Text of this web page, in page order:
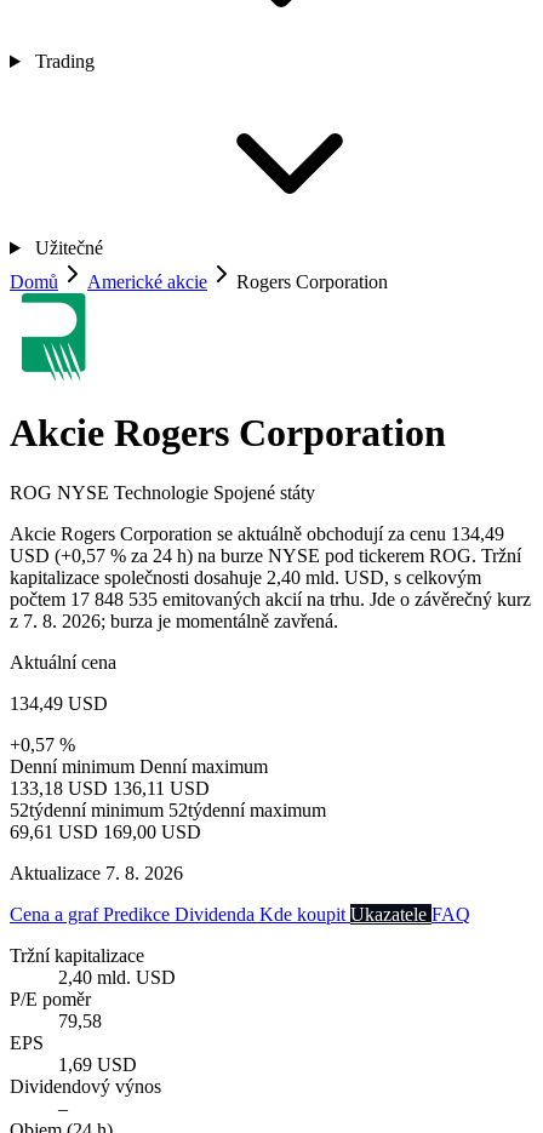
Trading
Užitečné
Domů
Americké akcie Rogers Corporation
Akcie Rogers Corporation
ROG NYSE Technologie Spojené státy
Akcie Rogers Corporation se aktuálně obchodují za cenu 134,49
USD (+0,57 % za 24 h) na burze NYSE pod tickerem ROG. Tržní
kapitalizace společnosti dosahuje 2,40 mld. USD, s celkovým
počtem 17 848 535 emitovaných akcií na trhu. Jde o závěrečný kurz
z 7. 8. 2026; burza je momentálně zavřená.
Aktuální cena
134,49 USD
+0,57 %
Denní minimum Denní maximum
133,18 USD 136,11 USD
52týdenní minimum 52týdenní maximum
69,61 USD 169,00 USD
Aktualizace 7. 8. 2026
Cena a grafPredikce Dividenda Kde koupit Ukazatele FAQ
Tržní kapitalizace
2,40 mld. USD
P/E poměr
79,58
EPS
1,69 USD
Dividendový výnos
–